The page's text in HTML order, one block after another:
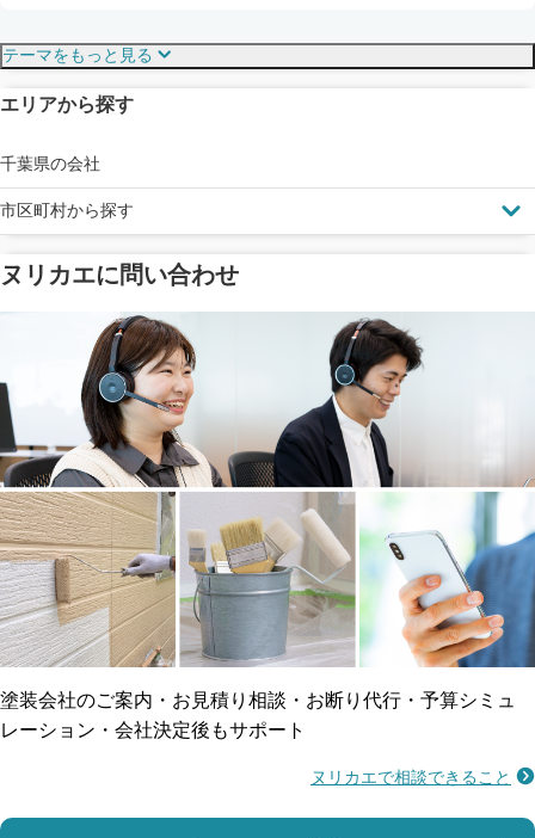
塗料の​品質を​保証
メーカー保証
工事保険
ご近所トラブルに
賠償保険
見えにくい屋根も安心
ドローン診断
省エネ効果
断熱・遮熱塗料対応
雨漏り修繕
防水工事
マンション・アパート対応
テーマをもっと見る
エリアから探す
千葉県の会社
市区町村から探す
ヌリカエに問い合わせ
塗装会社のご案内・お見積り相談・お断り代行・予算シミュ
レーション・会社決定後もサポート
ヌリカエで相談できること